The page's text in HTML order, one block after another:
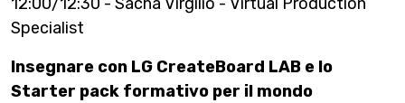
Specialist
Insegnare con LG CreateBoard LAB e lo
Starter pack formativo per il mondo